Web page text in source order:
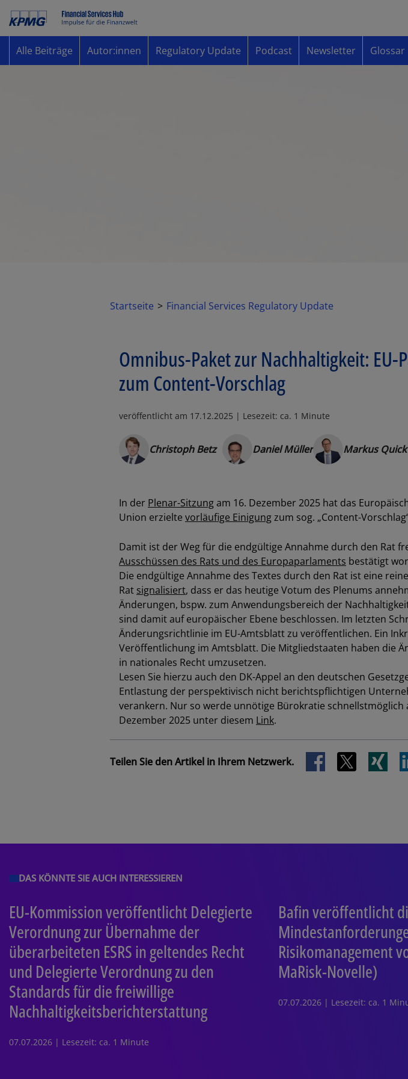
Alle Beiträge Autor:innen Regulatory Update Podcast Newsletter Glossar
Startseite Financial Services Regulatory Update
Omnibus-Paket zur Nachhaltigkeit:
zum Content-Vorschlag
veröffentlicht am 17.12.2025 | Lesezeit: ca. 1 Minute
Christoph Betz Daniel Müller Markus Quick
In der Plenar-Sitzungam 16. Dezember 2025 hat das
Union erzielte vorläufige Einigungzum sog. „Content-
Damit ist der Weg für die endgültige Annahme durch den Rat
Ausschüssen des Rats und des Europaparlaments bestätigt
Die endgültige Annahme des Textes durch den Rat ist eine
Rat signalisiert, dass er das heutige Votum des Plenums
Änderungen, bspw. zum Anwendungsbereich der
sind damit auf europäischer Ebene beschlossen. Im letzten
Änderungsrichtlinie im EU-Amtsblatt zu veröffentlichen. Ein
Veröffentlichung im Amtsblatt. Die Mitgliedstaaten haben die
in nationales Recht umzusetzen.
Lesen Sie hierzu auch den DK-Appel an den deutschen
Entlastung der perspektivisch nicht berichtspflichtigen
verankern. Nur so werde unnötige Bürokratie schnellstmöglich
Dezember 2025 unter diesem Link.
Teilen Sie den Artikel in Ihrem Netzwerk.
DAS KÖNNTE SIE AUCH INTERESSIEREN
EU-Kommission veröffentlicht Delegierte
Verordnung zur Übernahme der
überarbeiteten ESRS in geltendes Recht
und Delegierte Verordnung zu den
Standards für die freiwillige
Nachhaltigkeitsberichterstattung
07.07.2026 | Lesezeit: ca. 1 Minute
Bafin veröffentlicht
Risikomanagement
MaRisk-Novelle)
07.07.2026 | Lesezeit: ca. 1